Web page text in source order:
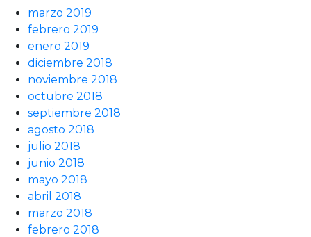
marzo 2019
febrero 2019
enero 2019
diciembre 2018
noviembre 2018
octubre 2018
septiembre 2018
agosto 2018
julio 2018
junio 2018
mayo 2018
abril 2018
marzo 2018
febrero 2018